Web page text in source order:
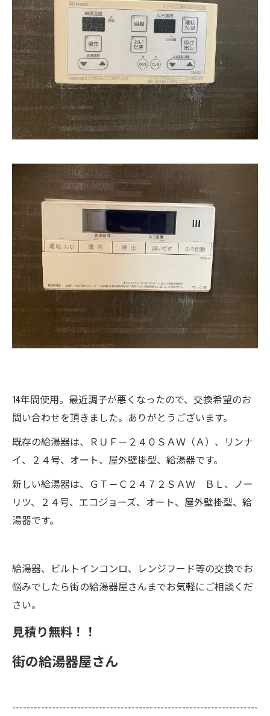
14年間使用。最近調子が悪くなったので、交換希望のお
問い合わせを頂きました。ありがとうございます。
既存の給湯器は、ＲＵＦ－２４０ＳＡＷ（Ａ）、リンナ
イ、２４号、オート、屋外壁掛型、給湯器です。
新しい給湯器は、ＧＴ－Ｃ２４７２ＳＡＷ ＢＬ、ノー
リツ、２４号、エコジョーズ、オート、屋外壁掛型、給
湯器です。
給湯器、ビルトインコンロ、レンジフード等の交換でお
悩みでしたら街の給湯器屋さんまでお気軽にご相談くだ
さい。
見積り無料！！
街の給湯器屋さん
--------------------------------------------------------------------